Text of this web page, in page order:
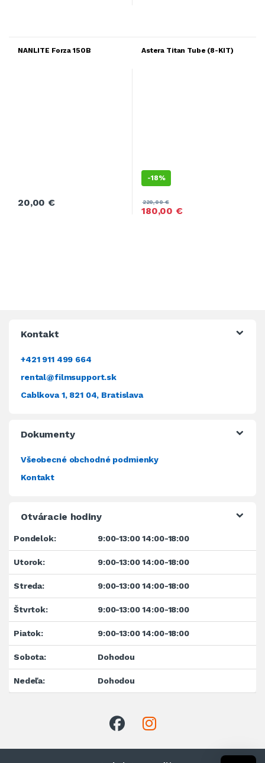
NANLITE Forza 150B
20,00€
Astera Titan Tube (8-KIT)
-18%
180,00€
220,00€
Kontakt
+421 911 499 664
rental@filmsupport.sk
Cablkova 1, 821 04, Bratislava
Dokumenty
Všeobecné obchodné podmienky
Kontakt
Otváracie hodiny
Pondelok: 9:00-13:00 14:00-18:00
Utorok: 9:00-13:00 14:00-18:00
Streda: 9:00-13:00 14:00-18:00
Štvrtok: 9:00-13:00 14:00-18:00
Piatok: 9:00-13:00 14:00-18:00
Sobota: Dohodou
Nedeľa: Dohodou